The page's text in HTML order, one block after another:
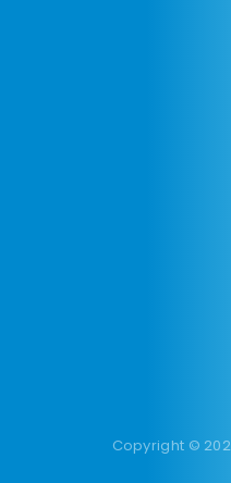
Copyright ©